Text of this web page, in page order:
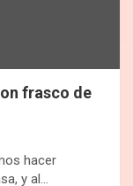
frasco de
hacer
y al…